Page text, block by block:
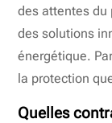
des attentes du
des solutions
énergétique.
la protection
Quelles